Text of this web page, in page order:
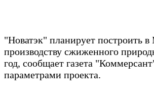
"Новатэк" планирует построить
производству сжиженного
год, сообщает газета
параметрами проекта.